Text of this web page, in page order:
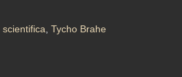
scientifica, Tycho Brahe